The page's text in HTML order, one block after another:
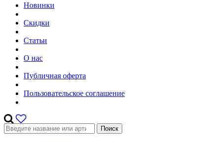
Новинки
Скидки
Статьи
О нас
Публичная оферта
Пользовательское соглашение
Поиск